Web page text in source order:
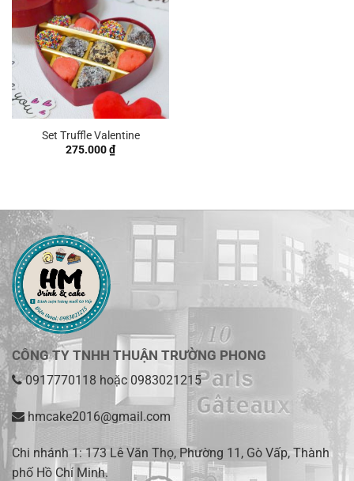
Set Truffle Valentine
275.000₫
CÔNG TY TNHH THUẬN TRƯỜNG PHONG
0917770118 hoặc 0983021215
hmcake2016@gmail.com
Chi nhánh 1:173 Lê Văn Thọ, Phường 11, Gò Vấp, Thành
phố Hồ Chí Minh.